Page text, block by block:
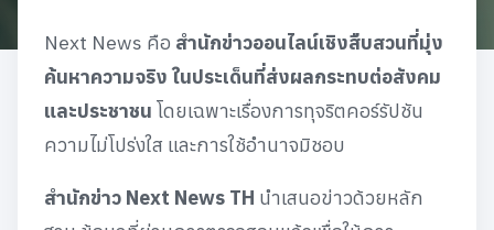
Next News คือ สำนักข่าวออนไลน์เชิงสืบสวนที่มุ่ง
ค้นหาความจริง ในประเด็นที่ส่งผลกระทบต่อสังคม
และประชาชน โดยเฉพาะเรื่องการทุจริตคอร์รัปชัน
ความไม่โปร่งใส และการใช้อำนาจมิชอบ
สำนักข่าว Next News TH นำเสนอข่าวด้วยหลัก